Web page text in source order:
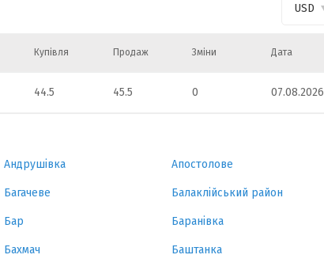
USD
Купівля Продаж Зміни Дата
44.5 45.5 0 07.08.2026
Андрушівка Апостолове
Багачеве Балаклійський район
Бар Баранівка
Бахмач Баштанка